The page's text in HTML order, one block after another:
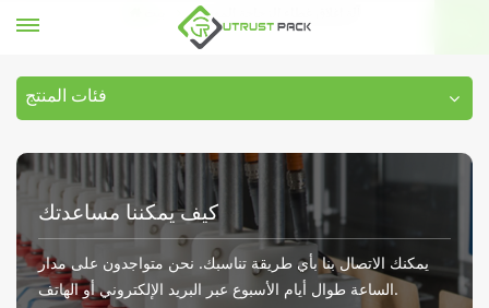
آلة إغلاق غطاء الزجاجة المعدنية
فئات المنتج
كيف يمكننا مساعدتك
يمكنك الاتصال بنا بأي طريقة تناسبك. نحن متواجدون على مدار
الساعة طوال أيام الأسبوع عبر البريد الإلكتروني أو الهاتف.